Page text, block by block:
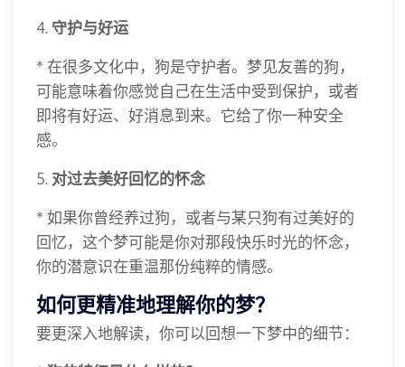
4. 守护与好运
* 在很多文化中，狗是守护者。梦见友善的狗，
可能意味着你感觉自己在生活中受到保护，或者
即将有好运、好消息到来。它给了你一种安全
感。
5. 对过去美好回忆的怀念
* 如果你曾经养过狗，或者与某只狗有过美好的
回忆，这个梦可能是你对那段快乐时光的怀念，
你的潜意识在重温那份纯粹的情感。
如何更精准地理解你的梦？
要更深入地解读，你可以回想一下梦中的细节：